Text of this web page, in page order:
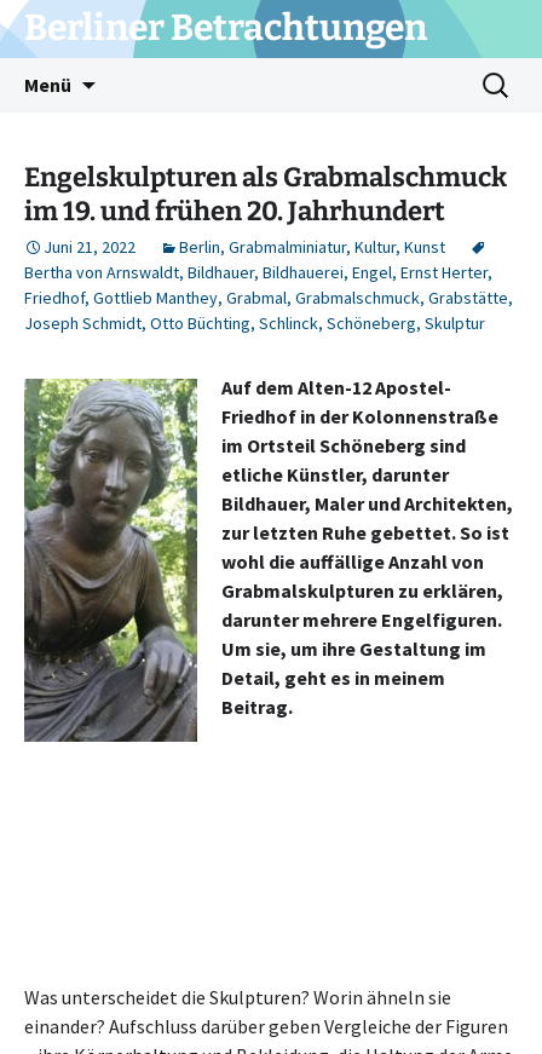
Zum
InhaltBerliner Betrachtungen
Menü
Suchen
nach:
Engelskulpturen als Grabmalschmuck
im 19. und frühen 20. Jahrhundert
Juni 21, 2022 Berlin, Grabmalminiatur, Kultur, Kunst
Bertha von Arnswaldt, Bildhauer, Bildhauerei, Engel, Ernst Herter,
Friedhof, Gottlieb Manthey, Grabmal, Grabmalschmuck, Grabstätte,
Joseph Schmidt, Otto Büchting, Schlinck, Schöneberg, Skulptur
Auf dem Alten-12 Apostel-
Friedhof in der Kolonnenstraße
im Ortsteil Schöneberg sind
etliche Künstler, darunter
Bildhauer, Maler und Architekten,
zur letzten Ruhe gebettet. So ist
wohl die auffällige Anzahl von
Grabmalskulpturen zu erklären,
darunter mehrere Engelfiguren.
Um sie, um ihre Gestaltung im
Detail, geht es in meinem
Beitrag.
Was unterscheidet die Skulpturen? Worin ähneln sie
einander? Aufschluss darüber geben Vergleiche der Figuren